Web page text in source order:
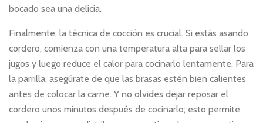
bocado sea una delicia.
Finalmente, la técnica de cocción es crucial. Si estás asando
cordero, comienza con una temperatura alta para sellar los
jugos y luego reduce el calor para cocinarlo lentamente. Para
la parrilla, asegúrate de que las brasas estén bien calientes
antes de colocar la carne. Y no olvides dejar reposar el
cordero unos minutos después de cocinarlo; esto permite